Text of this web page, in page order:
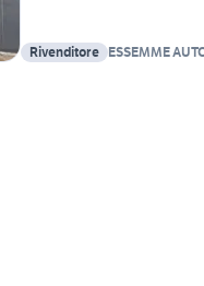
Rivenditore ESSEMME